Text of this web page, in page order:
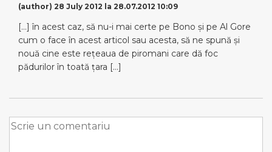
(author) 28 July 2012 la 28.07.2012 10:09
[…] în acest caz, să nu-i mai certe pe Bono și pe Al Gore
cum o face în acest articol sau acesta, să ne spună și
nouă cine este rețeaua de piromani care dă foc
pădurilor în toată țara […]